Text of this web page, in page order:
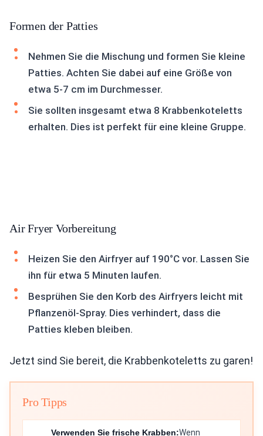
Formen der Patties
Nehmen Sie die Mischung und formen Sie kleine
Patties. Achten Sie dabei auf eine Größe von
etwa 5-7 cm im Durchmesser.
Sie sollten insgesamt etwa 8 Krabbenkoteletts
erhalten. Dies ist perfekt für eine kleine Gruppe.
Air Fryer Vorbereitung
Heizen Sie den Airfryer auf 190°C vor. Lassen Sie
ihn für etwa 5 Minuten laufen.
Besprühen Sie den Korb des Airfryers leicht mit
Pflanzenöl-Spray. Dies verhindert, dass die
Patties kleben bleiben.
Jetzt sind Sie bereit, die Krabbenkoteletts zu garen!
Pro Tipps
Verwenden Sie frische Krabben:Wenn